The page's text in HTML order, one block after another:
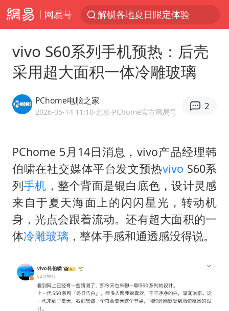
网易号
解锁各地夏日限定体验
四川宜宾市珙县发生3.4级地震
香港宏福苑火灾或由烟头引起
浙江台州《告全体市民书》
网约车司机充电时猝死保险拒赔
周末打虎 宋致远被查
郑丽文：台湾从来没有“独立”过
女儿为争财产堵门阻挠父亲出殡
万岁山接盘烂尾恒大文旅城
戚薇谈把脸交给AI
vivo S60系列手机预热：后壳
采用超大面积一体冷雕玻璃
PChome电脑之家
2026-05-14 11:10·北京·PChome官方网易号
2
PChome 5月14日消息，vivo产品经理韩
伯啸在社交媒体平台发文预热vivo S60系
列手机 ，整个背面是银白底色，设计灵感
来自于夏天海面上的闪闪星光，转动机
身，光点会跟着流动。还有超大面积的一
体冷雕玻璃 ，整体手感和通透感没得说。